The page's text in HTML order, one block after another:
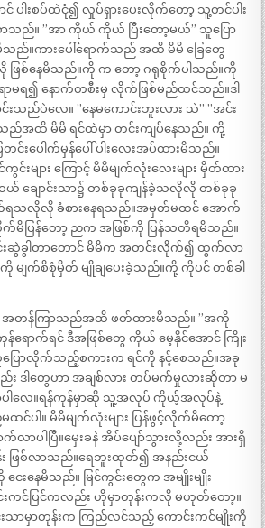
ာင် ပါးစပ်ထဲငုံ၍ လှုပ်ရှားပေးလိုက်တော့ သူ့တင်ပါး
ည်။ ”အာ ကိုယ် ကိုယ် ပြီးတော့မယ်” သူပြော
မိသည်။ကားပေါ်ရောက်သည် အထိ မိမိ ခြေတွေ
ြစ်နေမိသည်။ကို က တော့ ဂရုစိုက်ပါသည်။ကို
မရ၍ နောက်တစီးမှ လိုက်ဖြစ်မည်ထင်သည်။ဒါ
သည်ပဲလေ။ ”နေမကောင်းဘူးလား သဲ” ”အင်း
ည်အထိ မိမိ ရင်ထဲမှာ တင်းကျပ်နေသည်။ ကို့
းပေါက်မှန်ပေါ် ပါးလေးအပ်ထားမိသည်။
ကွင်းများ ကြောင့် မိမိမျက်လုံးလေးများ မှိတ်ထား
ချောင်းသာ၌ တစ်ခုခုကျန်ခဲ့သလိုလို တစ်ခုခု
လိုလို ခံစားနေရသည်။အမှတ်မထင် အောက်
ပြန်တော့ ညက အဖြစ်ကို ပြန်သတိရမိသည်။
င်းဆွဲခွါတာတောင် မိမိက အတင်းလိုက်၍ ထွက်လာ
မျက်စိစုံမှိတ် မျိုချပေးခဲ့သည်။ကို့ ကိုပင် တစ်ခါ
း အတန်ကြာသည်အထိ ဖတ်ထားမိသည်။ ”အကို
ရောက်ရင် ဒီအဖြစ်တွေ ကိုယ် မေ့နိုင်အောင် ကြိုး
သူပြောလိုက်သည့်စကားက ရင်ကို နင့်စေသည်။အခု
ဒါတွေဟာ အချစ်လား တပ်မက်မှုလားဆိုတာ မ
မှာပါလေ။ရန်ကုန်မှာဆို သူ့အလုပ် ကိုယ့်အလုပ်နဲ့
င်ပါ။ မိမိမျက်လုံးများ ပြန်ဖွင့်လိုက်မိတော့
လာပါပြီ။မှေးခနဲ အိပ်ပျော်သွားလို့လည်း အားရှိ
ဖြစ်လာသည်။ရေဘူးထုတ်၍ အနည်းငယ်
ေးနေမိသည်။ မြင်ကွင်းတွေက အမျိုးမျိုး
င်းကင်ပြင်ကလည်း ဟိုမှာတုန်းကလို မဟုတ်တော့။
းသာမှာတုန်းက ကြည်လင်သည့် ကောင်းကင်မျိုးကို